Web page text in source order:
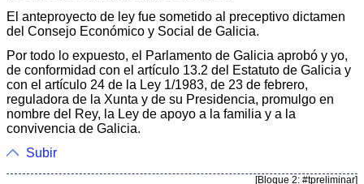
El anteproyecto de ley fue sometido al preceptivo dictamen
del Consejo Económico y Social de Galicia.
Por todo lo expuesto, el Parlamento de Galicia aprobó y yo,
de conformidad con el artículo 13.2 del Estatuto de Galicia y
con el artículo 24 de la Ley 1/1983, de 23 de febrero,
reguladora de la Xunta y de su Presidencia, promulgo en
nombre del Rey, la Ley de apoyo a la familia y a la
convivencia de Galicia.
Subir
[Bloque 2: #tpreliminar]